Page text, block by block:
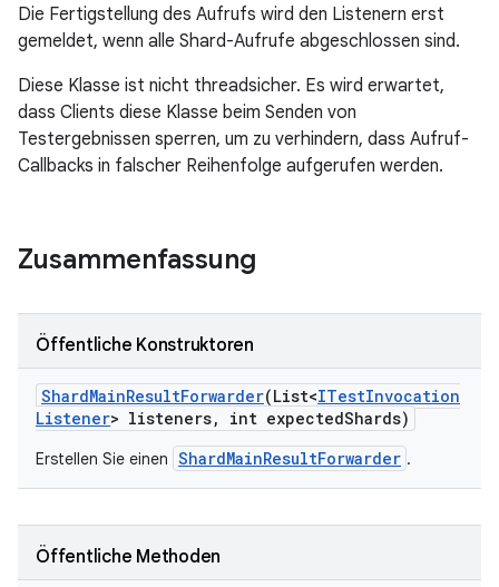
Die Fertigstellung des Aufrufs wird den Listenern erst
gemeldet, wenn alle Shard-Aufrufe abgeschlossen sind.
Diese Klasse ist nicht threadsicher. Es wird erwartet,
dass Clients diese Klasse beim Senden von
Testergebnissen sperren, um zu verhindern, dass Aufruf-
Callbacks in falscher Reihenfolge aufgerufen werden.
Zusammenfassung
Öffentliche Konstruktoren
ShardMainResultForwarder(List<ITestInvocation
Listener> listeners, int expectedShards)
Erstellen Sie einen ShardMainResultForwarder .
Öffentliche Methoden